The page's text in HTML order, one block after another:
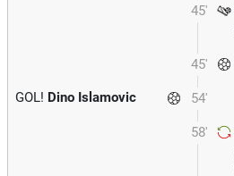
45'
45'
54'
GOL! Dino Islamovic
58'